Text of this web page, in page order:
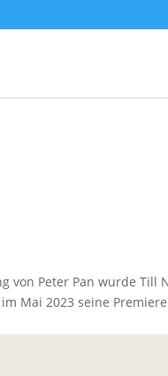
von Peter Pan wurde
Mai 2023 seine